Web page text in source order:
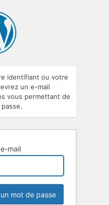
identifiant ou votre
un e-mail
vous permettant de
mail